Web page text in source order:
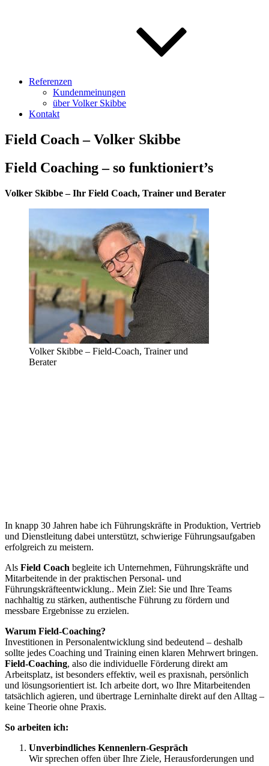
Referenzen
Kundenmeinungen
über Volker Skibbe
Kontakt
Field Coach – Volker Skibbe
Field Coaching – so funktioniert’s
Volker Skibbe – Ihr Field Coach, Trainer und Berater
Volker Skibbe – Field-Coach, Trainer und
Berater
In knapp 30 Jahren habe ich Führungskräfte in Produktion, Vertrieb
und Dienstleitung dabei unterstützt, schwierige Führungsaufgaben
erfolgreich zu meistern.
Als Field Coach begleite ich Unternehmen, Führungskräfte und
Mitarbeitende in der praktischen Personal- und
Führungskräfteentwicklung.. Mein Ziel: Sie und Ihre Teams
nachhaltig zu stärken, authentische Führung zu fördern und
messbare Ergebnisse zu erzielen.
Warum Field-Coaching?
Investitionen in Personalentwicklung sind bedeutend – deshalb
sollte jedes Coaching und Training einen klaren Mehrwert bringen.
Field-Coaching, also die individuelle Förderung direkt am
Arbeitsplatz, ist besonders effektiv, weil es praxisnah, persönlich
und lösungsorientiert ist. Ich arbeite dort, wo Ihre Mitarbeitenden
tatsächlich agieren, und übertrage Lerninhalte direkt auf den Alltag –
keine Theorie ohne Praxis.
So arbeiten ich:
Unverbindliches Kennenlern-Gespräch
Wir sprechen offen über Ihre Ziele, Herausforderungen und